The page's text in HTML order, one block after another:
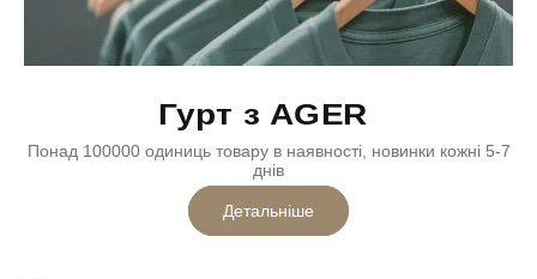
Гурт з AGER
Понад 100000 одиниць товару в наявності, новинки кожні 5-7
днів
Детальніше